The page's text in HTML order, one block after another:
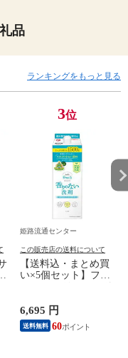
品
ランキングをもっと見る
3位
姫路流通センター
この販売店の送料について
【送料込・まとめ買
い×5個セット】ファ
1500g 詰替用 洗濯用
洗剤
6,695 円
送料無料 60